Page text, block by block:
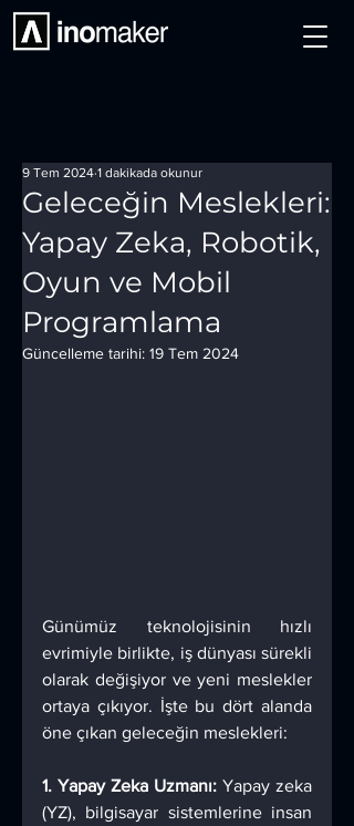
Geleceğin Meslekleri:
Yapay Zeka, Robotik,
Oyun ve Mobil
Programlama
9 Tem 2024 1 dakikada okunur
Güncelleme tarihi: 19 Tem 2024
Günümüz teknolojisinin hızlı
evrimiyle birlikte, iş dünyası sürekli
olarak değişiyor ve yeni meslekler
ortaya çıkıyor. İşte bu dört alanda
öne çıkan geleceğin meslekleri:
1. Yapay Zeka Uzmanı: Yapay zeka
(YZ), bilgisayar sistemlerine insan